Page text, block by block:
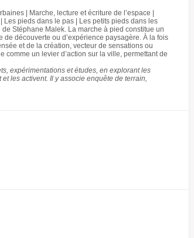
| Marche, lecture et écriture de l’espace |
Les pieds dans le pas | Les petits pieds dans les
Stéphane Malek. La marche à pied constitue un
découverte ou d’expérience paysagère. À la fois
et de la création, vecteur de sensations ou
un levier d’action sur la ville, permettant de
expérimentations et études, en explorant les
les activent. Il y associe enquête de terrain,